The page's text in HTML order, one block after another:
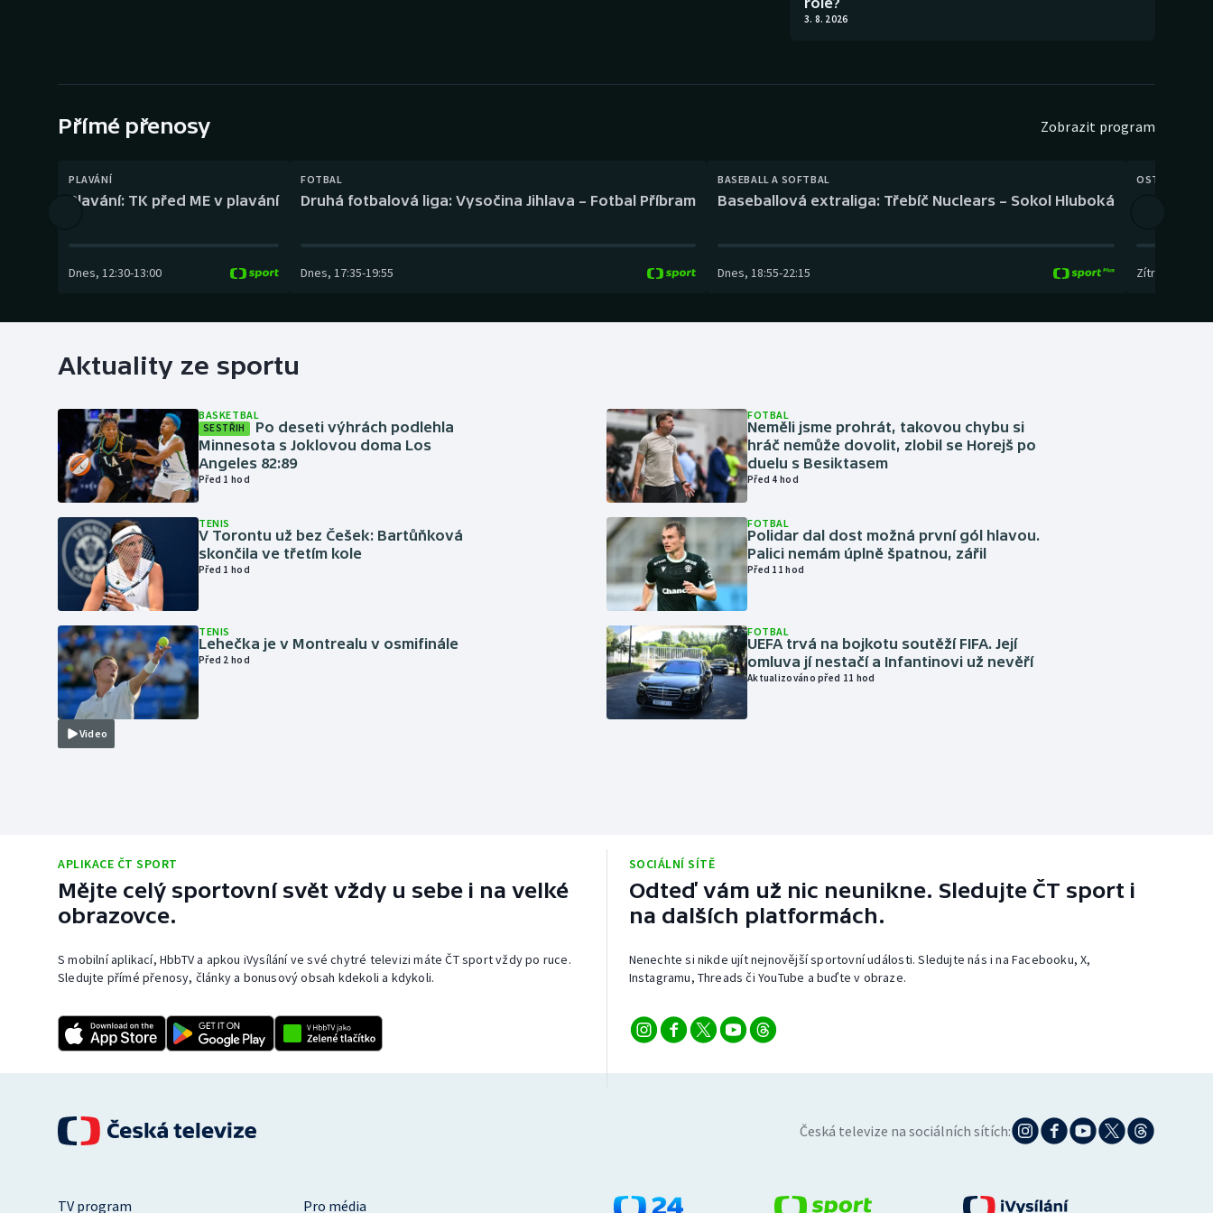
Golf
3. 8. 2026
Přímé přenosy Zobrazit program
PLAVÁNÍ
Plavání: TK před ME v plavání
Dnes, 12:30-13:00
FOTBAL
Druhá fotbalová liga: Vysočina Jihlava – Fotbal Příbram
Dnes, 17:35-19:55
BASEBALL A SOFTBAL
Baseballová extraliga: Třebíč Nuclears – Sokol Hluboká
Dnes, 18:55-22:15
OSTATNÍ
Zítra
Aktuality ze sportu
BASKETBAL
SESTŘIH
Po deseti výhrách podlehla
Minnesota s Joklovou doma Los
Angeles 82:89
Před 1 hod
TENIS
V Torontu už bez Češek: Bartůňková
skončila ve třetím kole
Před 1 hod
Video
TENIS
Lehečka je v Montrealu v osmifinále
Před 2 hod
FOTBAL
Neměli jsme prohrát, takovou chybu si
hráč nemůže dovolit, zlobil se Horejš po
duelu s Besiktasem
Před 4 hod
FOTBAL
Polidar dal dost možná první gól hlavou.
Palici nemám úplně špatnou, zářil
Před 11 hod
FOTBAL
UEFA trvá na bojkotu soutěží FIFA. Její
omluva jí nestačí a Infantinovi už nevěří
Aktualizováno před 11 hod
APLIKACE ČT SPORT
Mějte celý sportovní svět vždy u sebe i na velké
obrazovce.
S mobilní aplikací, HbbTV a apkou iVysílání ve své chytré televizi máte ČT sport vždy po ruce.
Sledujte přímé přenosy, články a bonusový obsah kdekoli a kdykoli.
SOCIÁLNÍ SÍTĚ
Odteď vám už nic neunikne. Sledujte ČT sport i
na dalších platformách.
Nenechte si nikde ujít nejnovější sportovní události. Sledujte nás i na Facebooku, X,
Instagramu, Threads či YouTube a buďte v obraze.
Česká televize na sociálních sítích:
TV program Pro média